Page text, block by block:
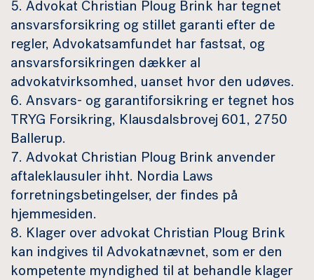
5. Advokat Christian Ploug Brink har tegnet
ansvarsforsikring og stillet garanti efter de
regler, Advokatsamfundet har fastsat, og
ansvarsforsikringen dækker al
advokatvirksomhed, uanset hvor den udøves.
6. Ansvars- og garantiforsikring er tegnet hos
TRYG Forsikring, Klausdalsbrovej 601, 2750
Ballerup.
7. Advokat Christian Ploug Brink anvender
aftaleklausuler ihht. Nordia Laws
forretningsbetingelser, der findes på
hjemmesiden.
8. Klager over advokat Christian Ploug Brink
kan indgives til Advokatnævnet, som er den
kompetente myndighed til at behandle klager